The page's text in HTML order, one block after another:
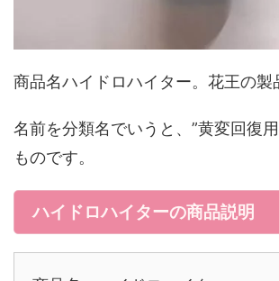
商品名ハイドロハイター。花王の製
名前を分類名でいうと、”黄変回復
ものです。
ハイドロハイターの商品説明